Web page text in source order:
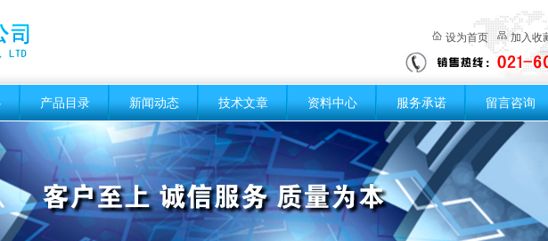
设为首页 加入收
产品目录 新闻动态 技术文章 资料中心 服务承诺 留言咨询